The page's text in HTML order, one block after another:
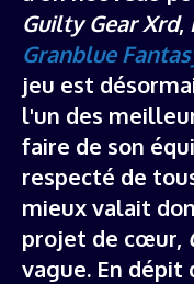
Guilty Gear Xrd,
Granblue
jeu est
l'un des
faire de son
respecté de
mieux valait
projet de cœur,
vague. En dépit